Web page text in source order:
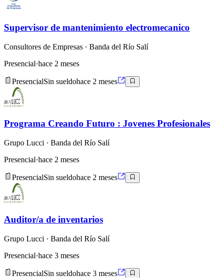
Supervisor de mantenimiento electromecanico
Consultores de Empresas · Banda del Río Salí
Presencial·hace 2 meses
PresencialSin sueldohace 2 meses
Programa Creando Futuro : Jovenes Profesionales
Grupo Lucci · Banda del Río Salí
Presencial·hace 2 meses
PresencialSin sueldohace 2 meses
Auditor/a de inventarios
Grupo Lucci · Banda del Río Salí
Presencial·hace 3 meses
PresencialSin sueldohace 3 meses